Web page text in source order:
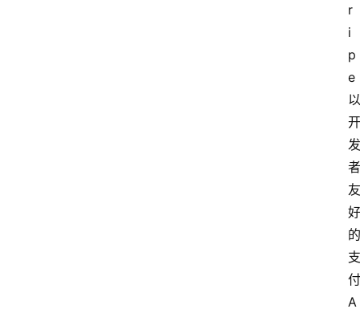
r
i
p
e
以
开
发
者
友
好
的
支
付
A